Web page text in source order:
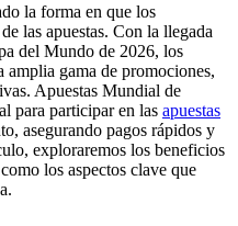
la forma en que los
las apuestas. Con la llegada
del Mundo de 2026, los
amplia gama de promociones,
Apuestas Mundial de
para participar en las apuestas
asegurando pagos rápidos y
exploraremos los beneficios
los aspectos clave que